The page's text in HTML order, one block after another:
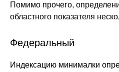
Помимо прочего,
областного показателя
Федеральный
Индексацию минималки